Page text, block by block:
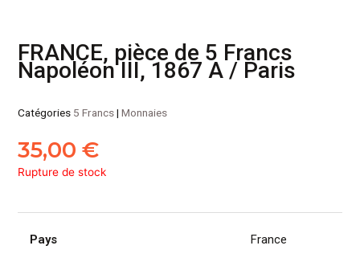
FRANCE, pièce de 5 Francs
Napoléon III, 1867 A / Paris
Catégories 5 Francs|Monnaies
35,00€
Rupture de stock
Pays
France